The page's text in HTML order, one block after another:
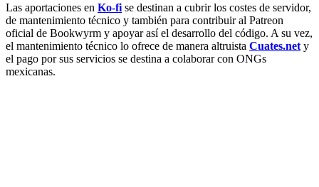
Las aportaciones en Ko-fi se destinan a cubrir los costes de servidor,
de mantenimiento técnico y también para contribuir al Patreon
oficial de Bookwyrm y apoyar así el desarrollo del código. A su vez,
el mantenimiento técnico lo ofrece de manera altruista Cuates.net y
el pago por sus servicios se destina a colaborar con ONGs
mexicanas.